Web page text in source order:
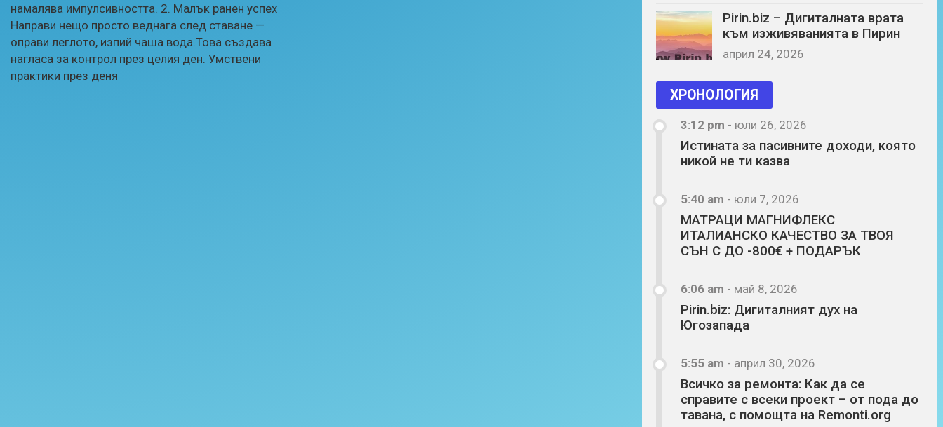
намалява импулсивността. 2. Малък ранен успех
Направи нещо просто веднага след ставане —
оправи леглото, изпий чаша вода.Това създава
нагласа за контрол през целия ден. Умствени
практики през деня
Pirin.biz – Дигиталната врата
към изживяванията в Пирин
април 24, 2026
ХРОНОЛОГИЯ
3:12 pm - юли 26, 2026
Истината за пасивните доходи, която
никой не ти казва
5:40 am - юли 7, 2026
МАТРАЦИ МАГНИФЛЕКС
ИТАЛИАНСКО КАЧЕСТВО ЗА ТВОЯ
СЪН С ДО -800€ + ПОДАРЪК
6:06 am - май 8, 2026
Pirin.biz: Дигиталният дух на
Югозапада
5:55 am - април 30, 2026
Всичко за ремонта: Как да се
справите с всеки проект – от пода до
тавана, с помощта на Remonti.org